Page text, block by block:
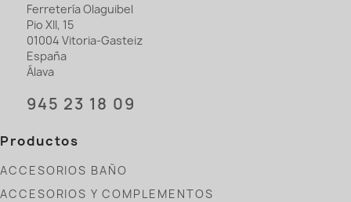
Ferretería Olaguibel
Pio XII, 15
01004 Vitoria-Gasteiz
España
Álava
945 23 18 09
Productos
ACCESORIOS BAÑO
ACCESORIOS Y COMPLEMENTOS